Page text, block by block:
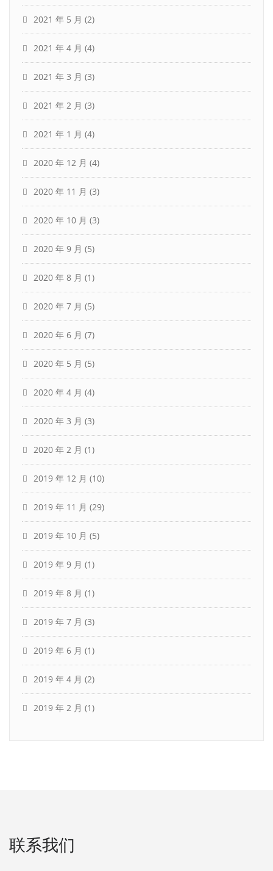
2021 年 5 月 (2)
2021 年 4 月 (4)
2021 年 3 月 (3)
2021 年 2 月 (3)
2021 年 1 月 (4)
2020 年 12 月 (4)
2020 年 11 月 (3)
2020 年 10 月 (3)
2020 年 9 月 (5)
2020 年 8 月 (1)
2020 年 7 月 (5)
2020 年 6 月 (7)
2020 年 5 月 (5)
2020 年 4 月 (4)
2020 年 3 月 (3)
2020 年 2 月 (1)
2019 年 12 月 (10)
2019 年 11 月 (29)
2019 年 10 月 (5)
2019 年 9 月 (1)
2019 年 8 月 (1)
2019 年 7 月 (3)
2019 年 6 月 (1)
2019 年 4 月 (2)
2019 年 2 月 (1)
联系我们